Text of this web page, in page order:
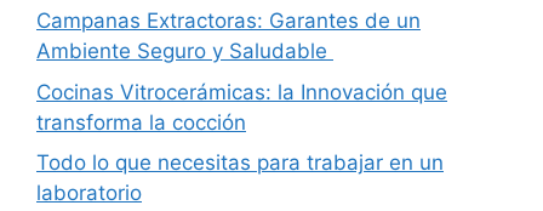
Campanas Extractoras: Garantes de un
Ambiente Seguro y Saludable
Cocinas Vitrocerámicas: la Innovación que
transforma la cocción
Todo lo que necesitas para trabajar en un
laboratorio